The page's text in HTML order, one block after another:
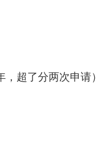
超了分两次申请）